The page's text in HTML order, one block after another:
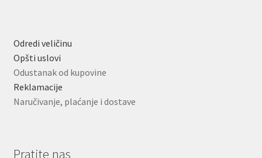
Odredi veličinu
Opšti uslovi
Odustanak od kupovine
Reklamacije
Naručivanje, plaćanje i dostave
Pratite nas